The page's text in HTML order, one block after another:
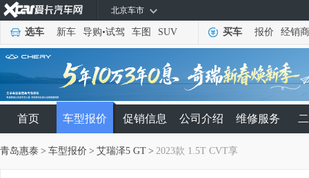
北京车市
选车 新车 导购•试驾 车图 SUV 买车 报价 经销商
首页 车型报价 促销信息 公司介绍 维修服务
青岛惠泰 > 车型报价 > 艾瑞泽5 GT > 2023款 1.5T CVT享